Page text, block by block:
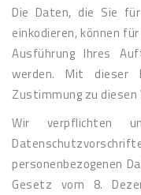
Die Daten, die Sie
einkodieren, können
Ausführung Ihres
werden. Mit dieser
Zustimmung zu diesen
Wir verpflichten
personenbezogenen
Gesetz vom 8.